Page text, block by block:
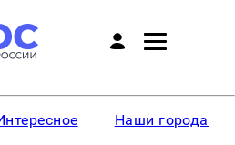
Наши города